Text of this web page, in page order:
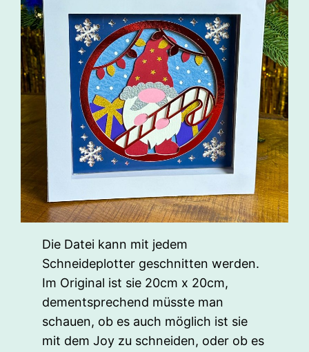
Die Datei kann mit jedem
Schneideplotter geschnitten werden.
Im Original ist sie 20cm x 20cm,
dementsprechend müsste man
schauen, ob es auch möglich ist sie
mit dem Joy zu schneiden, oder ob es